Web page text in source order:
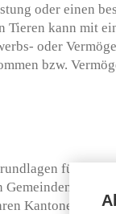
oder einen
Tieren kann mit
oder
bzw.
für die
Kantone oder